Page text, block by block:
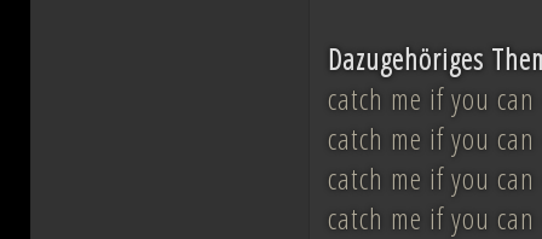
Dazugehöriges
catch me if you
catch me if you
catch me if you
catch me if you